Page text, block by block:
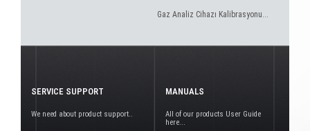
Gaz Analiz Cihazı Kalibrasyonu...
SERVICE SUPPORT
We need about product support..
MANUALS
All of our products User Guide
here...